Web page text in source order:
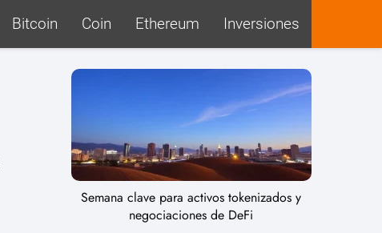
Bitcoin Coin Ethereum Inversiones
Semana clave para activos tokenizados y
negociaciones de DeFi